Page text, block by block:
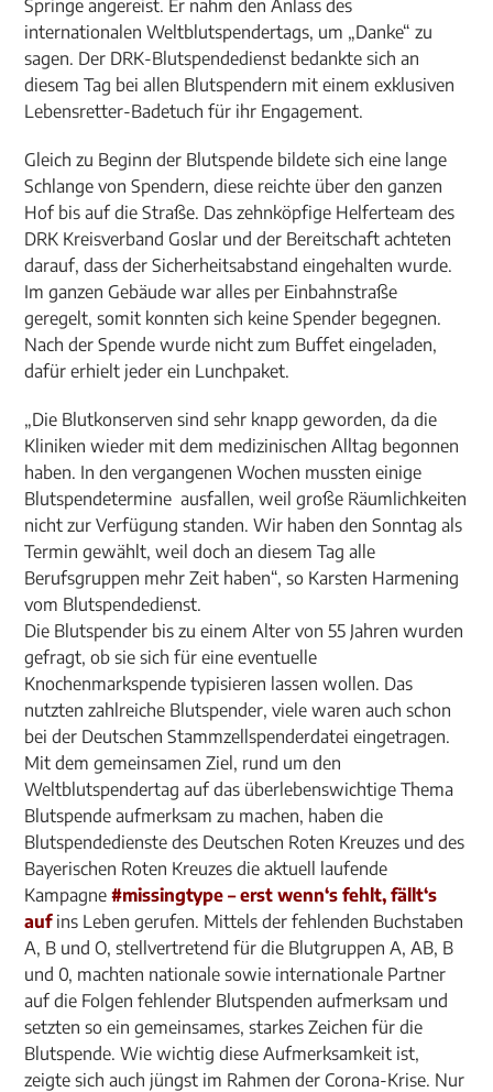
Springe angereist. Er nahm den Anlass des
internationalen Weltblutspendertags, um „Danke“ zu
sagen. Der DRK-Blutspendedienst bedankte sich an
diesem Tag bei allen Blutspendern mit einem exklusiven
Lebensretter-Badetuch für ihr Engagement.
Gleich zu Beginn der Blutspende bildete sich eine lange
Schlange von Spendern, diese reichte über den ganzen
Hof bis auf die Straße. Das zehnköpfige Helferteam des
DRK Kreisverband Goslar und der Bereitschaft achteten
darauf, dass der Sicherheitsabstand eingehalten wurde.
Im ganzen Gebäude war alles per Einbahnstraße
geregelt, somit konnten sich keine Spender begegnen.
Nach der Spende wurde nicht zum Buffet eingeladen,
dafür erhielt jeder ein Lunchpaket.
„Die Blutkonserven sind sehr knapp geworden, da die
Kliniken wieder mit dem medizinischen Alltag begonnen
haben. In den vergangenen Wochen mussten einige
Blutspendetermine ausfallen, weil große Räumlichkeiten
nicht zur Verfügung standen. Wir haben den Sonntag als
Termin gewählt, weil doch an diesem Tag alle
Berufsgruppen mehr Zeit haben“, so Karsten Harmening
vom Blutspendedienst.
Die Blutspender bis zu einem Alter von 55 Jahren wurden
gefragt, ob sie sich für eine eventuelle
Knochenmarkspende typisieren lassen wollen. Das
nutzten zahlreiche Blutspender, viele waren auch schon
bei der Deutschen Stammzellspenderdatei eingetragen.
Mit dem gemeinsamen Ziel, rund um den
Weltblutspendertag auf das überlebenswichtige Thema
Blutspende aufmerksam zu machen, haben die
Blutspendedienste des Deutschen Roten Kreuzes und des
Bayerischen Roten Kreuzes die aktuell laufende
Kampagne#missingtype – erst wenn‘s fehlt, fällt‘s
aufins Leben gerufen. Mittels der fehlenden Buchstaben
A, B und O, stellvertretend für die Blutgruppen A, AB, B
und 0, machten nationale sowie internationale Partner
auf die Folgen fehlender Blutspenden aufmerksam und
setzten so ein gemeinsames, starkes Zeichen für die
Blutspende. Wie wichtig diese Aufmerksamkeit ist,
zeigte sich auch jüngst im Rahmen der Corona-Krise. Nur